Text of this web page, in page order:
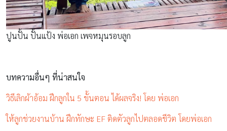
ปูนปั้น ปั้นแป้ง พ่อเอก เพจหมุนรอบลูก
บทความอื่นๆ ที่น่าสนใจ
วิธีเลิกผ้าอ้อม ฝึกลูกใน 5 ขั้นตอน ได้ผลจริง! โดย พ่อเอก
ให้ลูกช่วยงานบ้าน ฝึกทักษะ EF ติดตัวลูกไปตลอดชีวิต โดยพ่อเอก